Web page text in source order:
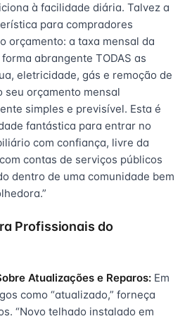
à facilidade diária. Talvez a
para compradores
orçamento: a taxa mensal da
abrangente TODAS as
eletricidade, gás e remoção de
seu orçamento mensal
simples e previsível. Esta é
fantástica para entrar no
com confiança, livre da
contas de serviços públicos
dentro de uma comunidade bem
Profissionais do
Atualizações e Reparos: Em
como “atualizado,” forneça
“Novo telhado instalado em